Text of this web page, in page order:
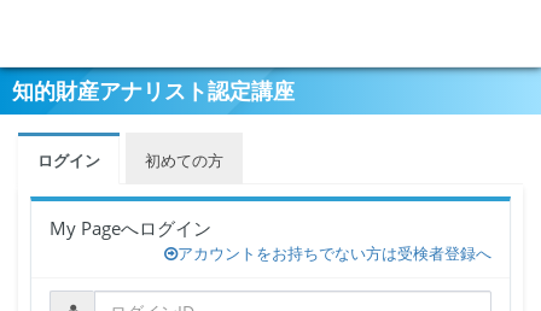
知的財産アナリスト認定講座
ログイン 初めての方
My Pageへログイン
アカウントをお持ちでない方は受検者登録へ